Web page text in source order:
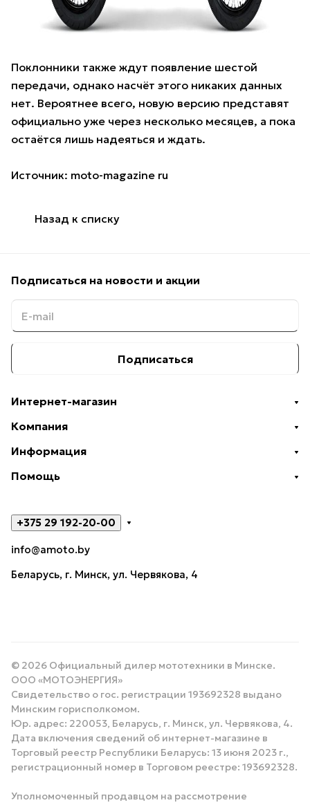
Поклонники также ждут появление шестой
передачи, однако насчёт этого никаких данных
нет. Вероятнее всего, новую версию представят
официально уже через несколько месяцев, а пока
остаётся лишь надеяться и ждать.
Источник: moto-magazine ru
Назад к списку
Подписаться на новости и акции
Подписаться
Интернет-магазин
Компания
Информация
Помощь
+375 29 192-20-00
info@amoto.by
Беларусь, г. Минск, ул. Червякова, 4
© 2026 Официальный дилер мототехники в Минске.
ООО «МОТОЭНЕРГИЯ»
Свидетельство о гос. регистрации 193692328 выдано
Минским горисполкомом.
Юр. адрес: 220053, Беларусь, г. Минск, ул. Червякова, 4.
Дата включения сведений об интернет-магазине в
Торговый реестр Республики Беларусь: 13 июня 2023 г.,
регистрационный номер в Торговом реестре: 193692328.
Уполномоченный продавцом на рассмотрение